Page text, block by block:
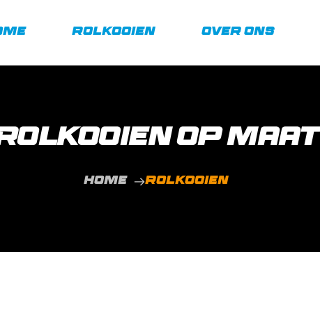
Rolkooien Over Ons
op maat
Home Rolkooien